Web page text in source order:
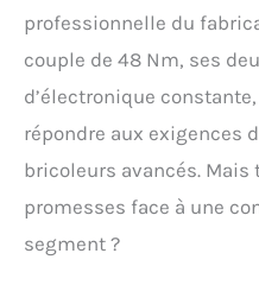
professionnelle du
couple de 48 Nm, ses
d’électronique
répondre aux exigences
bricoleurs avancés.
promesses face à une
segment ?